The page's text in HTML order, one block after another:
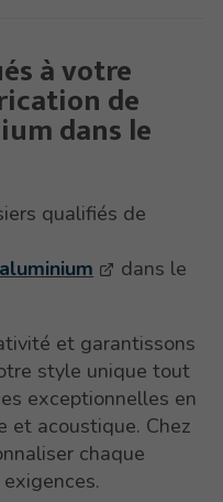
à votre
de
dans le
qualifiés de
dans le
et garantissons
style unique tout
exceptionnelles en
et acoustique. Chez
chaque